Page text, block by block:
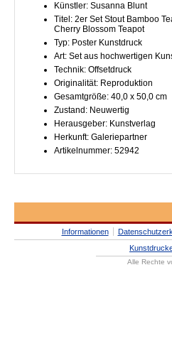
Künstler: Susanna Blunt
Titel: 2er Set Stout Bamboo
Cherry Blossom Teapot
Typ: Poster Kunstdruck
Art: Set aus hochwertigen
Technik: Offsetdruck
Originalität: Reproduktion
Gesamtgröße: 40,0 x 50,0 cm
Zustand: Neuwertig
Herausgeber: Kunstverlag
Herkunft: Galeriepartner
Artikelnummer: 52942
Informationen
Alle Rechte